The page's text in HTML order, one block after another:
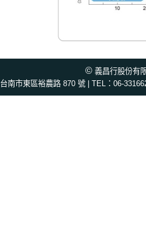
©義昌行股份有
台南市東區裕農路 870 號 | TEL：06-